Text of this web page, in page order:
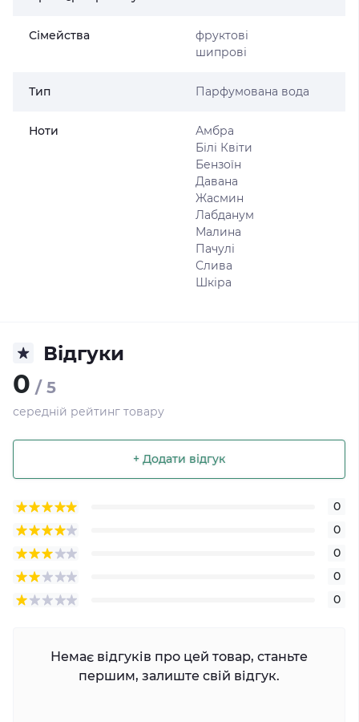
Сімейства
фруктові
шипрові
Тип Парфумована вода
Ноти
Амбра
Білі Квіти
Бензоїн
Давана
Жасмин
Лабданум
Малина
Пачулі
Слива
Шкіра
Відгуки
0 / 5
середній рейтинг товару
+ Додати відгук
0
0
0
0
0
Немає відгуків про цей товар, станьте
першим, залиште свій відгук.